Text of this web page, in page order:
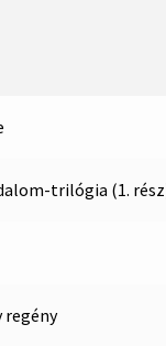
trilógia (1.
regény